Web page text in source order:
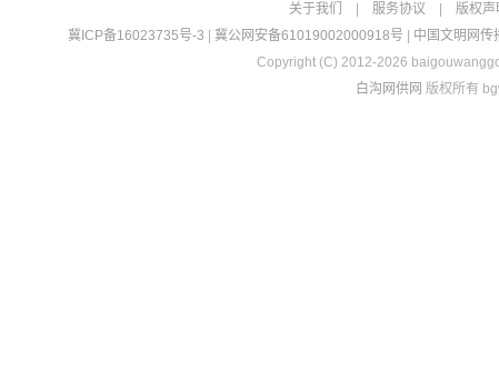
关于我们 服务协议 版权声
冀ICP备16023735号-3
冀公网安备61019002000918号 中国文明网传
Copyright (C) 2012-2026
白沟网供网 版权所有